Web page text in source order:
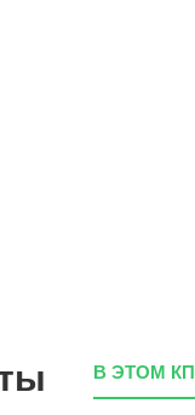
В ЭТОМ КП